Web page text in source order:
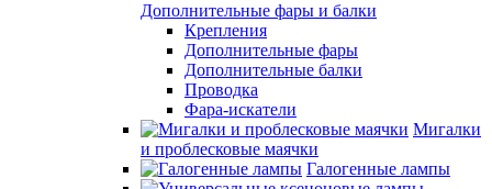
Дополнительные фары и балки
Крепления
Дополнительные фары
Дополнительные балки
Проводка
Фара-искатели
Мигалки
и проблесковые маячки
Галогенные лампы